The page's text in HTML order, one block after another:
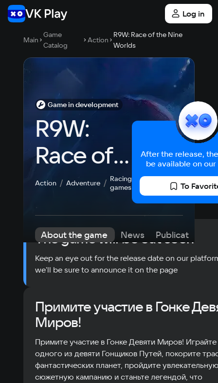
Log in
Main
Game
Catalog
Action
R9W: Race of the Nine
Worlds
Game in development
R9W:
Race of
the Nine
Worlds
Action Adventure
Racing
games
After the release,
be available on
To
About the game News Publications
The game will be out soon
Keep an eye out for the release date on our
we'll be sure to announce it on the page
Примите участие в Гонке
Миров!
Примите участие в Гонке Девяти Миров! Играйте
одного из девяти Гонщиков Путей, покорите
фантастических планет, пройдите
сюжетную кампанию и станьте легендой, что